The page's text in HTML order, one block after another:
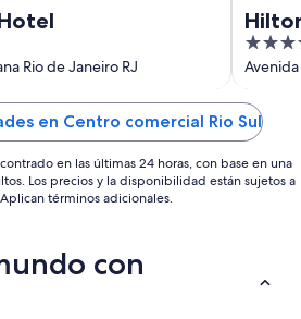
Rio de Janeiro RJ
5
out
5
en Centro comercial Rio Sul
en las últimas 24 horas, con base en una
Los precios y la disponibilidad están sujetos a
términos adicionales.
con